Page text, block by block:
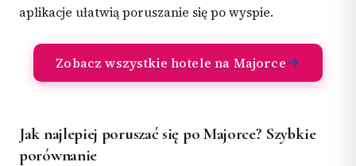
aplikacje ułatwią poruszanie się po wyspie.
Zobacz wszystkie hotele na Majorce
Jak najlepiej poruszać się po Majorce? Szybkie
porównanie